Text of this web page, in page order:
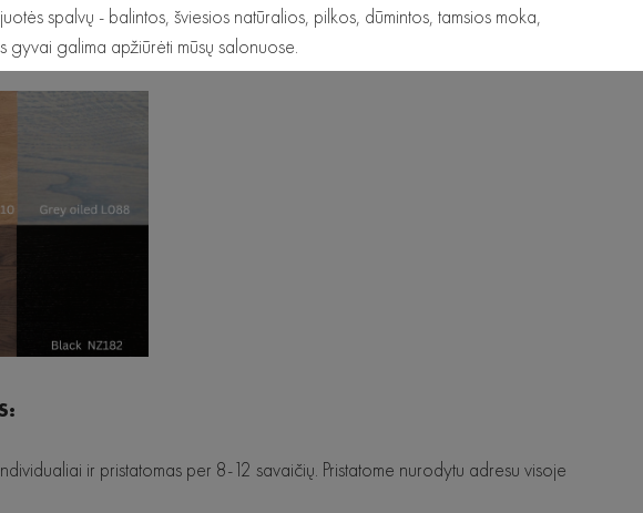
spalvų - balintos, šviesios natūralios, pilkos, dūmintos, tamsios moka,
galima apžiūrėti mūsų salonuose.
ir pristatomas per 8-12 savaičių. Pristatome nurodytu adresu visoje